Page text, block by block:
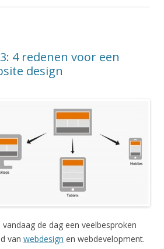
4 redenen voor een
design
de dag een veelbesproken
van webdesign en webdevelopment.